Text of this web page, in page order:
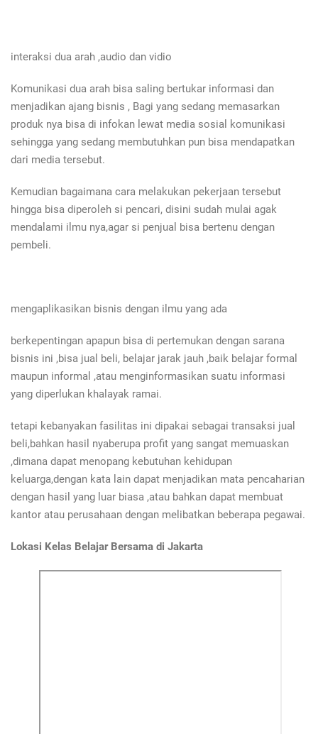
interaksi dua arah ,audio dan vidio
Komunikasi dua arah bisa saling bertukar informasi dan
menjadikan ajang bisnis , Bagi yang sedang memasarkan
produk nya bisa di infokan lewat media sosial komunikasi
sehingga yang sedang membutuhkan pun bisa mendapatkan
dari media tersebut.
Kemudian bagaimana cara melakukan pekerjaan tersebut
hingga bisa diperoleh si pencari, disini sudah mulai agak
mendalami ilmu nya,agar si penjual bisa bertenu dengan
pembeli.
mengaplikasikan bisnis dengan ilmu yang ada
berkepentingan apapun bisa di pertemukan dengan sarana
bisnis ini ,bisa jual beli, belajar jarak jauh ,baik belajar formal
maupun informal ,atau menginformasikan suatu informasi
yang diperlukan khalayak ramai.
tetapi kebanyakan fasilitas ini dipakai sebagai transaksi jual
beli,bahkan hasil nyaberupa profit yang sangat memuaskan
,dimana dapat menopang kebutuhan kehidupan
keluarga,dengan kata lain dapat menjadikan mata pencaharian
dengan hasil yang luar biasa ,atau bahkan dapat membuat
kantor atau perusahaan dengan melibatkan beberapa pegawai.
Lokasi Kelas Belajar Bersama di Jakarta